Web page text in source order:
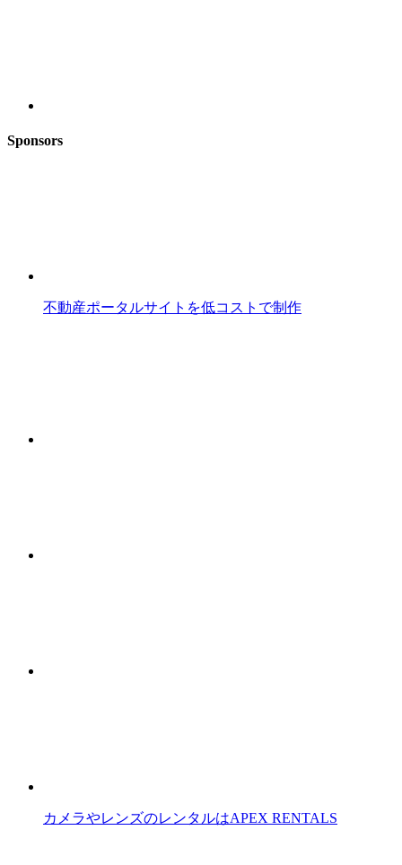
Sponsors
不動産ポータルサイトを低コストで制作
カメラやレンズのレンタルはAPEX RENTALS